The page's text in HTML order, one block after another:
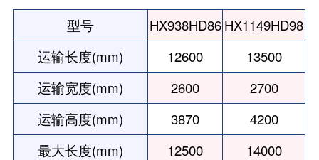
型号 HX938HD86 HX1149HD98
运输长度(mm)
12600
13500
运输宽度(mm)
2600
2700
运输高度(mm)
3870
4200
最大长度(mm)
12500
14000